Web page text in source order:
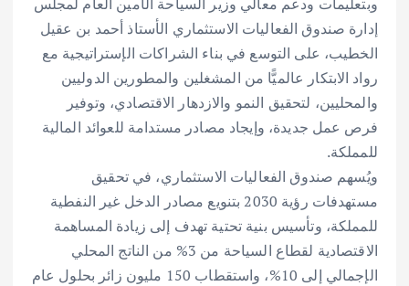
إدارة صندوق الفعاليات الاستثماري الأستاذ أحمد بن عقيل
الخطيب، على التوسع في بناء الشراكات الإستراتيجية مع
رواد الابتكار عالميًّا من المشغلين والمطورين الدوليين
والمحليين، لتحقيق النمو والازدهار الاقتصادي، وتوفير
فرص عمل جديدة، وإيجاد مصادر مستدامة للعوائد المالية
للمملكة.
ويُسهم صندوق الفعاليات الاستثماري، في تحقيق
مستهدفات رؤية 2030 بتنويع مصادر الدخل غير النفطية
للمملكة، وتأسيس بنية تحتية تهدف إلى زيادة المساهمة
الاقتصادية لقطاع السياحة من 3% من الناتج المحلي
الإجمالي إلى 10%، واستقطاب 150 مليون زائر بحلول عام